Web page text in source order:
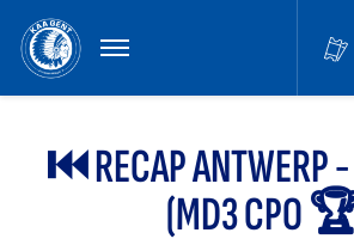
MENU
⏮️ RECAP ANTWERP -
(MD3 CPO